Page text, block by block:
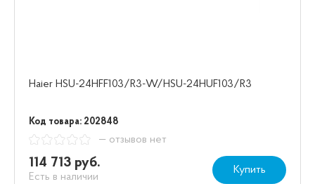
Haier HSU-24HFF103/R3-W/HSU-24HUF103/R3
Код товара: 202848
— отзывов нет
114 713 руб.
Есть в наличии
Купить